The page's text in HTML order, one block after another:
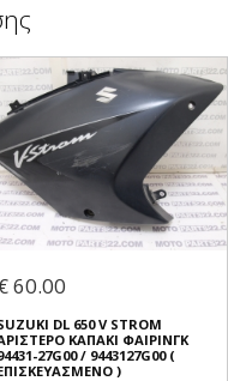
60.00
DL 650 V STROM
ΚΑΠΑΚΙ ΦΑΙΡΙΝΓΚ
27G00 / 9443127G00 (
)